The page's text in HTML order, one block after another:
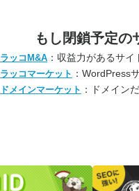
もし閉鎖予定の
ラッコM&A ：収益力があるサ
ラッコマーケット ：WordPress
ドメインマーケット ：ドメイン